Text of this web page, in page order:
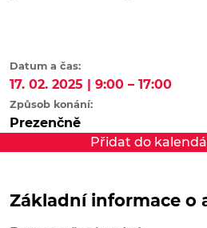
Datum a čas:
17. 02. 2025 | 9:00 – 17:00
Způsob konání:
Prezenčně
Přidat do
Základní informace o